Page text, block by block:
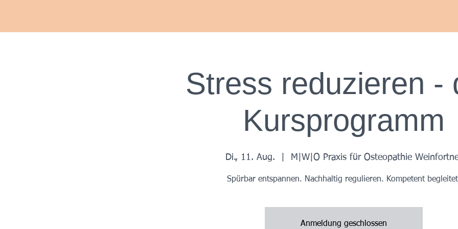
Stress reduzieren -
Kursprogramm
Di., 11. Aug. M|W|O Praxis für Osteopathie
Spürbar entspannen. Nachhaltig regulieren. Kompetent
Anmeldung geschlossen